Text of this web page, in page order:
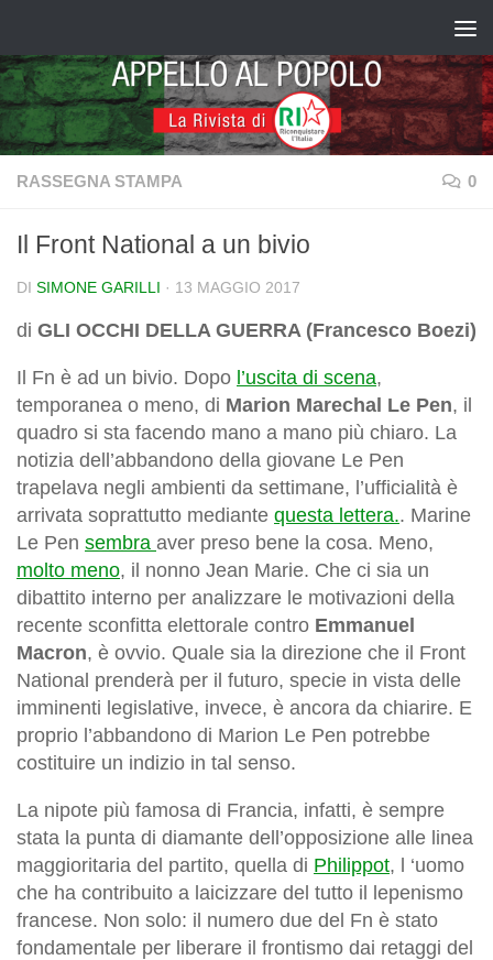
RASSEGNA STAMPA 0
Il Front National a un bivio
DI SIMONE GARILLI · 13 MAGGIO 2017
di GLI OCCHI DELLA GUERRA (Francesco Boezi)
Il Fn è ad un bivio. Dopo l’uscita di scena,
temporanea o meno, di Marion Marechal Le Pen, il
quadro si sta facendo mano a mano più chiaro. La
notizia dell’abbandono della giovane Le Pen
trapelava negli ambienti da settimane, l’ufficialità è
arrivata soprattutto mediante questa lettera.. Marine
Le Pen sembra aver preso bene la cosa. Meno,
molto meno, il nonno Jean Marie. Che ci sia un
dibattito interno per analizzare le motivazioni della
recente sconfitta elettorale contro Emmanuel
Macron, è ovvio. Quale sia la direzione che il Front
National prenderà per il futuro, specie in vista delle
imminenti legislative, invece, è ancora da chiarire. E
proprio l’abbandono di Marion Le Pen potrebbe
costituire un indizio in tal senso.
La nipote più famosa di Francia, infatti, è sempre
stata la punta di diamante dell’opposizione alle linea
maggioritaria del partito, quella di Philippot, l ‘uomo
che ha contribuito a laicizzare del tutto il lepenismo
francese. Non solo: il numero due del Fn è stato
fondamentale per liberare il frontismo dai retaggi del